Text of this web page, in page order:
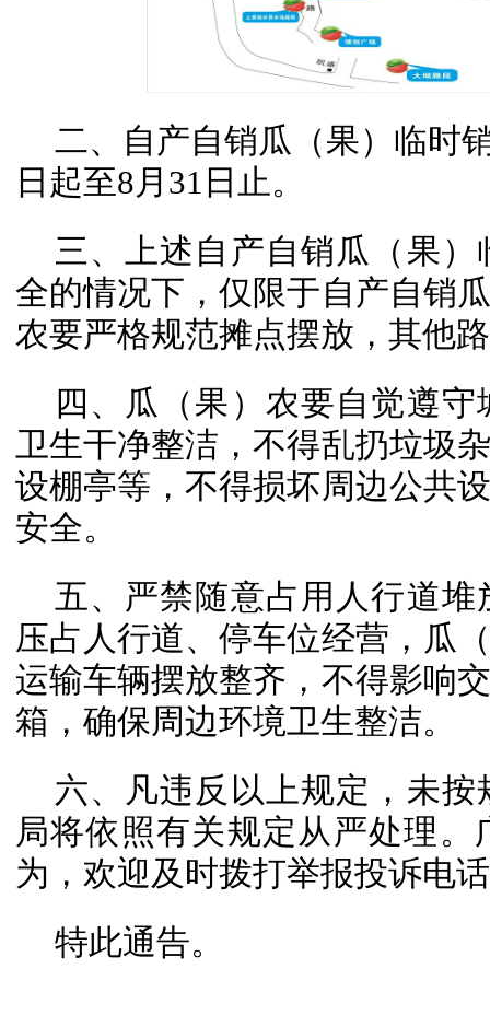
二、自产自销瓜（果）临时
日起至8月31日止。
三、上述自产自销瓜（果
全的情况下，仅限于自产自销
农要严格规范摊点摆放，其他
四、瓜（果）农要自觉遵
卫生干净整洁，不得乱扔垃圾
设棚亭等，不得损坏周边公共
安全。
五、严禁随意占用人行道
压占人行道、停车位经营，瓜
运输车辆摆放整齐，不得影响
箱，确保周边环境卫生整洁。
六、凡违反以上规定，未
局将依照有关规定从严处理
为，欢迎及时拨打举报投诉电
特此通告。